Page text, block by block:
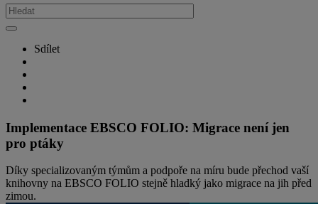
Sdílet
Implementace EBSCO FOLIO: Migrace není jen
pro ptáky
Díky specializovaným týmům a podpoře na míru bude přechod vaší
knihovny na EBSCO FOLIO stejně hladký jako migrace na jih před
zimou.